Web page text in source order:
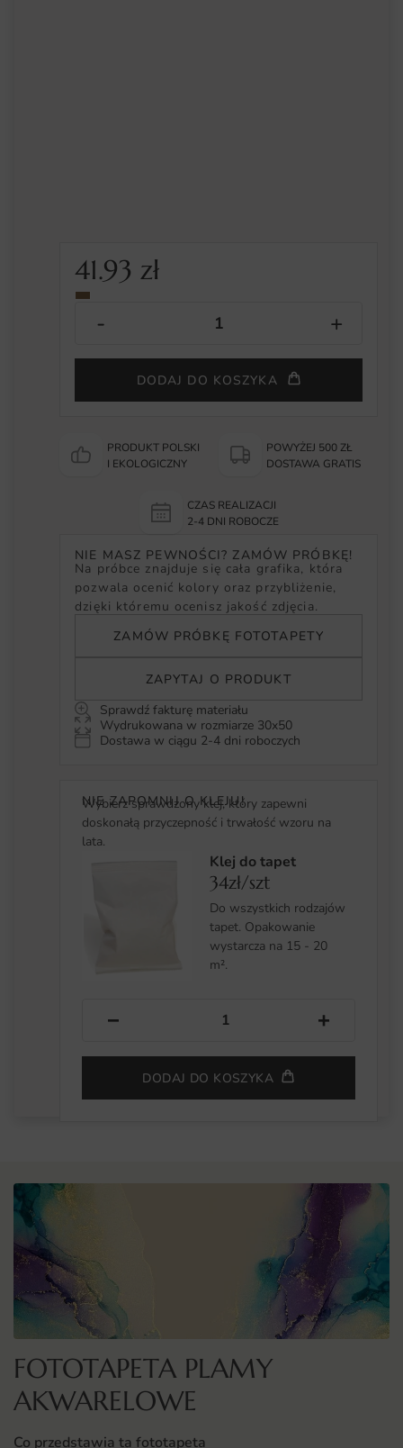
41.93zł
DODAJ DO KOSZYKA
PRODUKT POLSKI
I EKOLOGICZNY
POWYŻEJ 500 ZŁ
DOSTAWA GRATIS
CZAS REALIZACJI
2-4 DNI ROBOCZE
NIE MASZ PEWNOŚCI? ZAMÓW PRÓBKĘ!
Na próbce znajduje się cała grafika, która
pozwala ocenić kolory oraz przybliżenie,
dzięki któremu ocenisz jakość zdjęcia.
ZAMÓW PRÓBKĘ FOTOTAPETY
ZAPYTAJ O PRODUKT
Sprawdź fakturę materiału
Wydrukowana w rozmiarze 30x50
Dostawa w ciągu 2-4 dni roboczych
NIE ZAPOMNIJ O KLEJU!
Wybierz sprawdzony klej, który zapewni
doskonałą przyczepność i trwałość wzoru na
lata.
Klej do tapet
34zł/szt
Do wszystkich rodzajów
tapet. Opakowanie
wystarcza na 15 - 20
m².
− +
DODAJ DO KOSZYKA
FOTOTAPETA PLAMY
AKWARELOWE
Co przedstawia ta fototapeta